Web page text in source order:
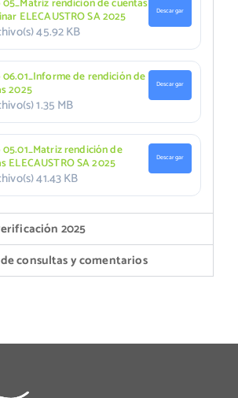
ELECAUSTRO SA 2025
45.92 KB
Descargar
de rendición de
2025
1.35 MB
Descargar
rendición de
ELECAUSTRO SA 2025
41.43 KB
Descargar
2025
consultas y comentarios